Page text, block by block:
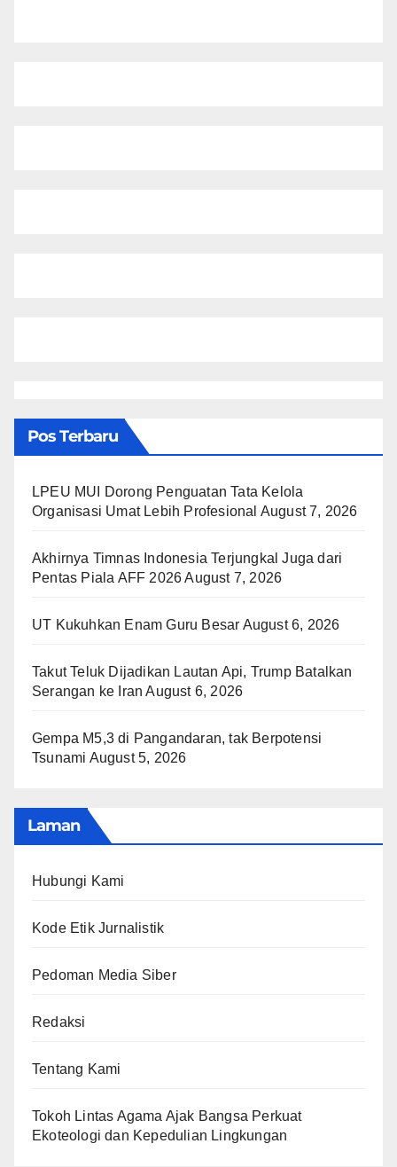
Pos Terbaru
LPEU MUI Dorong Penguatan Tata Kelola
Organisasi Umat Lebih Profesional August 7, 2026
Akhirnya Timnas Indonesia Terjungkal Juga dari
Pentas Piala AFF 2026 August 7, 2026
UT Kukuhkan Enam Guru Besar August 6, 2026
Takut Teluk Dijadikan Lautan Api, Trump Batalkan
Serangan ke Iran August 6, 2026
Gempa M5,3 di Pangandaran, tak Berpotensi
Tsunami August 5, 2026
Laman
Hubungi Kami
Kode Etik Jurnalistik
Pedoman Media Siber
Redaksi
Tentang Kami
Tokoh Lintas Agama Ajak Bangsa Perkuat
Ekoteologi dan Kepedulian Lingkungan